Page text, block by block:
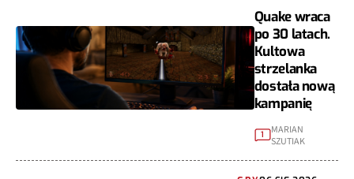
Quake wraca
po 30 latach.
Kultowa
strzelanka
dostała nową
kampanię
1
MARIAN
SZUTIAK